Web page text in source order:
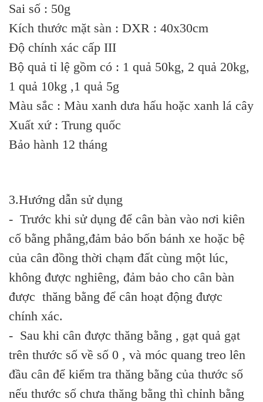
Sai số : 50g
Kích thước mặt sàn : DXR : 40x30cm
Độ chính xác cấp III
Bộ quả tỉ lệ gồm có : 1 quả 50kg, 2 quả 20kg,
1 quả 10kg ,1 quả 5g
Màu sắc : Màu xanh dưa hấu hoặc xanh lá cây
Xuất xứ : Trung quốc
Bảo hành 12 tháng
3.Hướng dẫn sử dụng
- Trước khi sử dụng để cân bàn vào nơi kiên
cố bằng phẳng,đảm bảo bốn bánh xe hoặc bệ
của cân đồng thời chạm đất cùng một lúc,
không được nghiêng, đảm bảo cho cân bàn
được thăng bằng để cân hoạt động được
chính xác.
- Sau khi cân được thăng bằng , gạt quả gạt
trên thước số về số 0 , và móc quang treo lên
đầu cân để kiểm tra thăng bằng của thước số
nếu thước số chưa thăng bằng thì chỉnh bằng